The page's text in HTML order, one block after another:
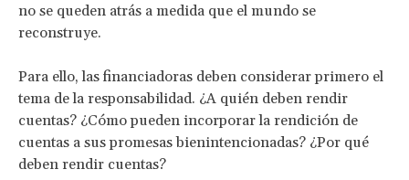
no se queden atrás a medida que el mundo se
reconstruye.
Para ello, las financiadoras deben considerar primero el
tema de la responsabilidad. ¿A quién deben rendir
cuentas? ¿Cómo pueden incorporar la rendición de
cuentas a sus promesas bienintencionadas? ¿Por qué
deben rendir cuentas?